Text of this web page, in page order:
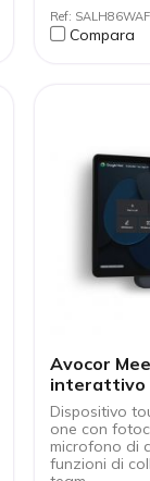
Design
Ref:
Compara
Avocor
interattivo
Dispositivo
one con
microfono di
funzioni di